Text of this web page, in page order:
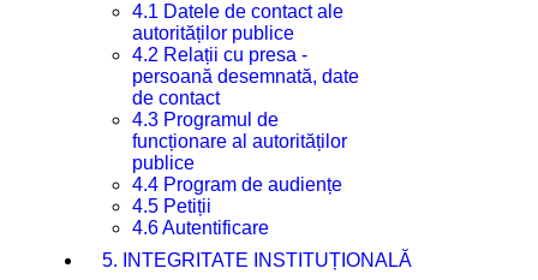
4.1 Datele de contact ale
autorităților publice
4.2 Relații cu presa -
persoană desemnată, date
de contact
4.3 Programul de
funcționare al autorităților
publice
4.4 Program de audiențe
4.5 Petiții
4.6 Autentificare
5. INTEGRITATE INSTITUȚIONALĂ